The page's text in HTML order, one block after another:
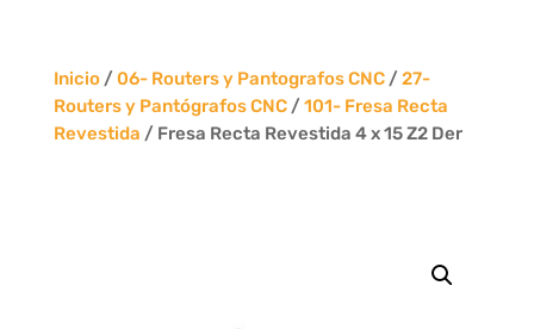
Inicio/ 06- Routers y Pantografos CNC/ 27-
Routers y Pantógrafos CNC/ 101- Fresa Recta
Revestida / Fresa Recta Revestida 4 x 15 Z2 Der